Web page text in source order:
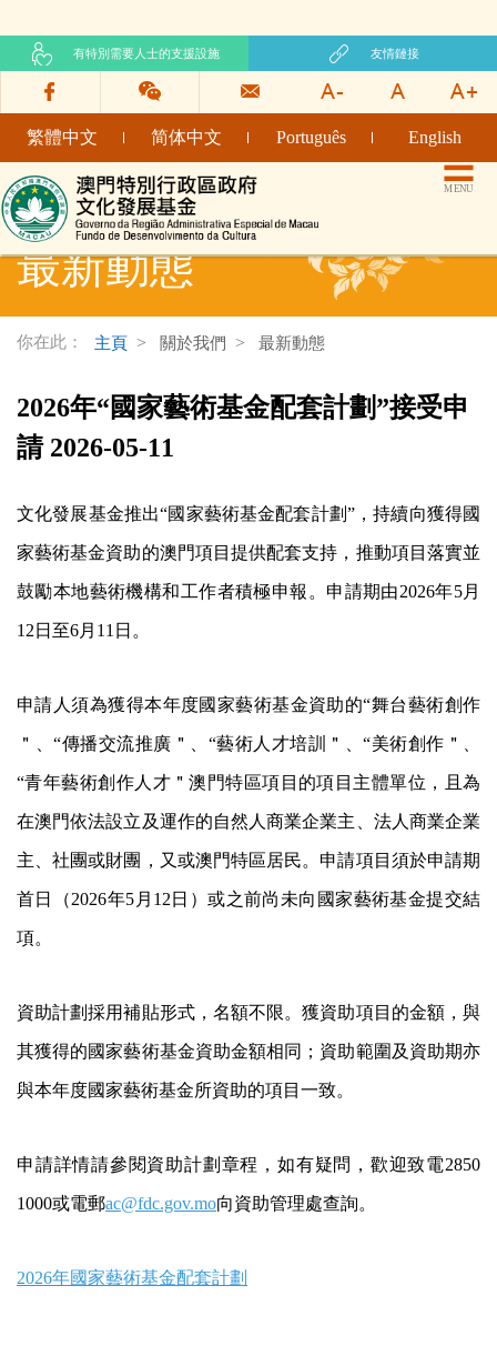
有特別需要人士的支援設施 友情鏈接
繁體中文 简体中文 Português English
文化發展基金網頁 MENU
最新動態
你在此： 主頁 關於我們 最新動態
2026年“國家藝術基金配套計劃”接受申
請 2026-05-11
文化發展基金推出“國家藝術基金配套計劃”，持續向獲得國
家藝術基金資助的澳門項目提供配套支持，推動項目落實並
鼓勵本地藝術機構和工作者積極申報。申請期由2026年5月
12日至6月11日。
申請人須為獲得本年度國家藝術基金資助的“舞台藝術創作
＂、“傳播交流推廣＂、“藝術人才培訓＂、“美術創作＂、
“青年藝術創作人才＂澳門特區項目的項目主體單位，且為
在澳門依法設立及運作的自然人商業企業主、法人商業企業
主、社團或財團，又或澳門特區居民。申請項目須於申請期
首日（2026年5月12日）或之前尚未向國家藝術基金提交結
項。
資助計劃採用補貼形式，名額不限。獲資助項目的金額，與
其獲得的國家藝術基金資助金額相同；資助範圍及資助期亦
與本年度國家藝術基金所資助的項目一致。
申請詳情請參閱資助計劃章程，如有疑問，歡迎致電2850
1000或電郵ac@fdc.gov.mo向資助管理處查詢。
2026年國家藝術基金配套計劃